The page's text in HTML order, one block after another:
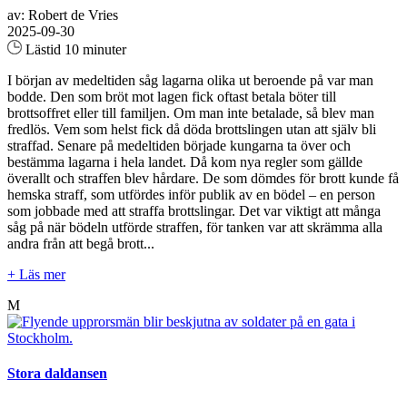
av: Robert de Vries
2025-09-30
Lästid 10 minuter
I början av medeltiden såg lagarna olika ut beroende på var man
bodde. Den som bröt mot lagen fick oftast betala böter till
brottsoffret eller till familjen. Om man inte betalade, så blev man
fredlös. Vem som helst fick då döda brottslingen utan att själv bli
straffad. Senare på medeltiden började kungarna ta över och
bestämma lagarna i hela landet. Då kom nya regler som gällde
överallt och straffen blev hårdare. De som dömdes för brott kunde få
hemska straff, som utfördes inför publik av en bödel – en person
som jobbade med att straffa brottslingar. Det var viktigt att många
såg på när bödeln utförde straffen, för tanken var att skrämma alla
andra från att begå brott...
+ Läs mer
M
Stora daldansen